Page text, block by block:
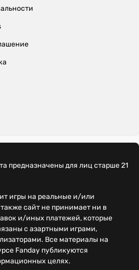
предназначены для лиц старше 21
игры на реальные и/или
сайт не принимает ни в
и/иных платежей, которые
с азартными играми,
Все материалы на
Fanday публикуются
целях.